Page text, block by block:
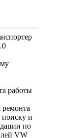
работы
ремонта
поиску и
по
VW